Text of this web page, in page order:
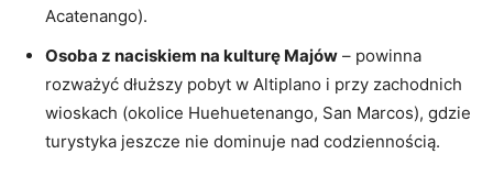
Acatenango).
Osoba z naciskiem na kulturę Majów – powinna
rozważyć dłuższy pobyt w Altiplano i przy zachodnich
wioskach (okolice Huehuetenango, San Marcos), gdzie
turystyka jeszcze nie dominuje nad codziennością.